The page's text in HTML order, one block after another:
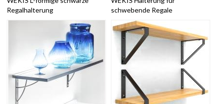
Regalhalterung
schwebende Regale